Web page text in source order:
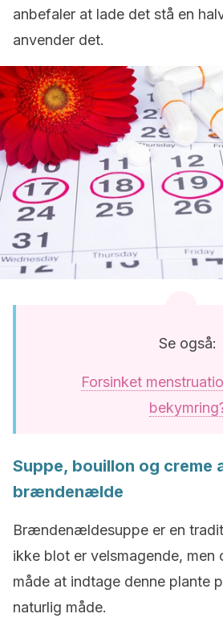
anbefaler at lade det stå en
anvender det.
Se også:
Forsinket
Suppe, bouillon og creme
brændenælde
Brændenældesuppe er en
ikke blot er velsmagende, men
måde at indtage denne plante
naturlig måde.